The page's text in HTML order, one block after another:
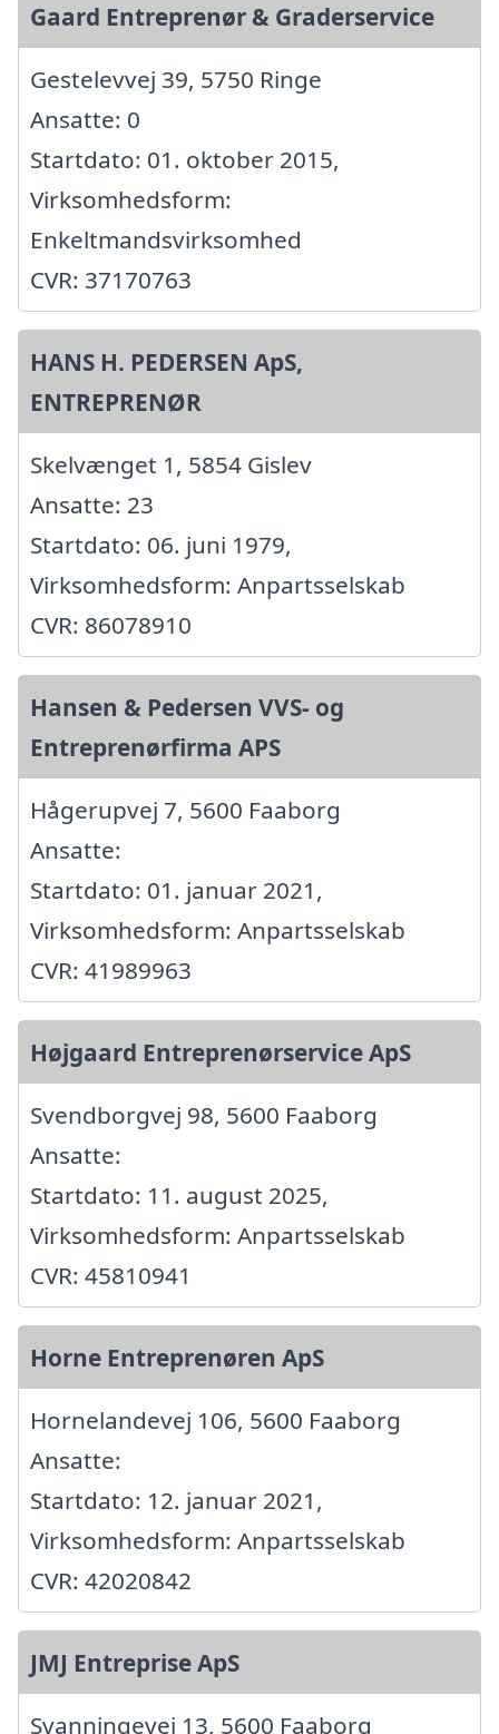
Gaard Entreprenør & Graderservice
Gestelevvej 39, 5750 Ringe
Ansatte: 0
Startdato: 01. oktober 2015,
Virksomhedsform:
Enkeltmandsvirksomhed
CVR: 37170763
HANS H. PEDERSEN ApS,
ENTREPRENØR
Skelvænget 1, 5854 Gislev
Ansatte: 23
Startdato: 06. juni 1979,
Virksomhedsform: Anpartsselskab
CVR: 86078910
Hansen & Pedersen VVS- og
Entreprenørfirma APS
Hågerupvej 7, 5600 Faaborg
Ansatte:
Startdato: 01. januar 2021,
Virksomhedsform: Anpartsselskab
CVR: 41989963
Højgaard Entreprenørservice ApS
Svendborgvej 98, 5600 Faaborg
Ansatte:
Startdato: 11. august 2025,
Virksomhedsform: Anpartsselskab
CVR: 45810941
Horne Entreprenøren ApS
Hornelandevej 106, 5600 Faaborg
Ansatte:
Startdato: 12. januar 2021,
Virksomhedsform: Anpartsselskab
CVR: 42020842
JMJ Entreprise ApS
Svanningevej 13, 5600 Faaborg